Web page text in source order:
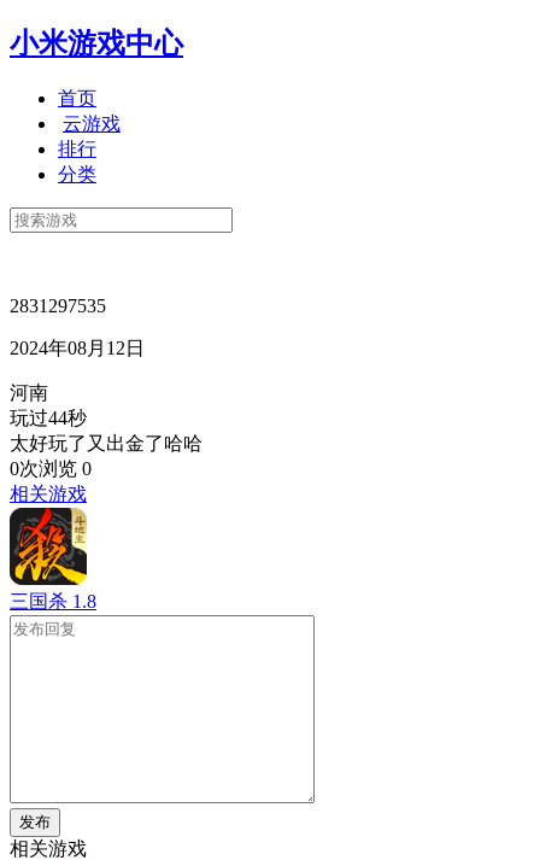
小米游戏中心
首页
云游戏
排行
分类
2831297535
2024年08月12日
河南
玩过44秒
太好玩了又出金了哈哈
0次浏览 0
相关游戏
三国杀 1.8
发布
相关游戏